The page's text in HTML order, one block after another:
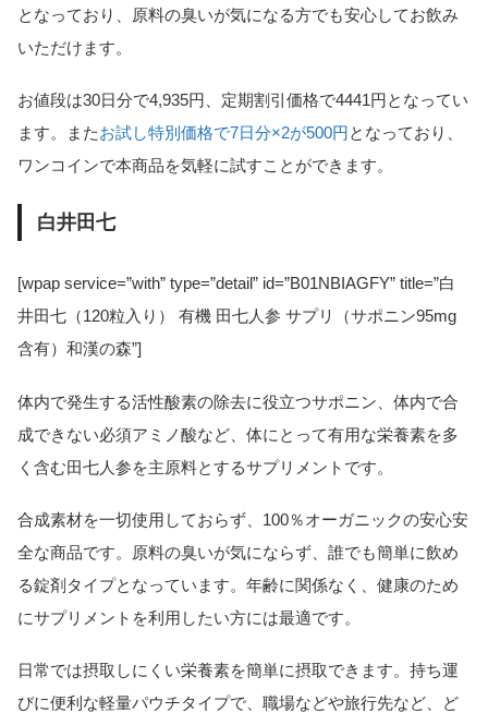
となっており、原料の臭いが気になる方でも安心してお飲み
いただけます。
お値段は30日分で4,935円、定期割引価格で4441円となってい
ます。またお試し特別価格で7日分×2が500円となっており、
ワンコインで本商品を気軽に試すことができます。
白井田七
[wpap service=”with” type=”detail” id=”B01NBIAGFY” title=”白
井田七（120粒入り） 有機 田七人参 サプリ（サポニン95mg
含有）和漢の森”]
体内で発生する活性酸素の除去に役立つサポニン、体内で合
成できない必須アミノ酸など、体にとって有用な栄養素を多
く含む田七人参を主原料とするサプリメントです。
合成素材を一切使用しておらず、100％オーガニックの安心安
全な商品です。原料の臭いが気にならず、誰でも簡単に飲め
る錠剤タイプとなっています。年齢に関係なく、健康のため
にサプリメントを利用したい方には最適です。
日常では摂取しにくい栄養素を簡単に摂取できます。持ち運
びに便利な軽量パウチタイプで、職場などや旅行先など、ど